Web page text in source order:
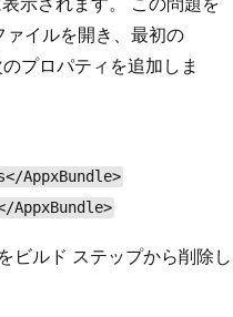
イルを開き、最初の
プロパティを追加しま
AppxBundle>
AppxBundle>
ビルド ステップから削除し